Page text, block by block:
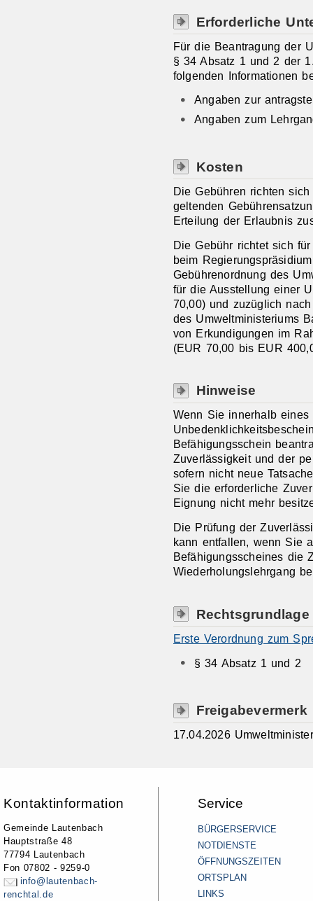
Erforderliche
Für die Beantragung der
§ 34 Absatz 1 und 2 der
folgenden Informationen
Angaben zur
Angaben zum
Kosten
Die Gebühren richten
geltenden
Erteilung der Erlaubnis
Die Gebühr richtet sich
beim
Gebührenordnung des
für die Ausstellung einer
70,00) und zuzüglich
des Umweltministeriums
von Erkundigungen im
(EUR 70,00 bis EUR
Hinweise
Wenn Sie innerhalb
Befähigungsschein
Zuverlässigkeit und der
sofern nicht neue
Sie die erforderliche
Eignung nicht mehr
Die Prüfung der
kann entfallen, wenn Sie
Befähigungsscheines die
Wiederholungslehrgang
Rechtsgrundlage
Erste Verordnung zum
§ 34 Absatz 1 und 2
Freigabevermerk
17.04.2026
Kontaktinformation
Gemeinde Lautenbach
Hauptstraße 48
77794 Lautenbach
Fon 07802 - 9259-0
info@lautenbach-
renchtal.de
Service
BÜRGERSERVICE
NOTDIENSTE
ÖFFNUNGSZEITEN
ORTSPLAN
LINKS